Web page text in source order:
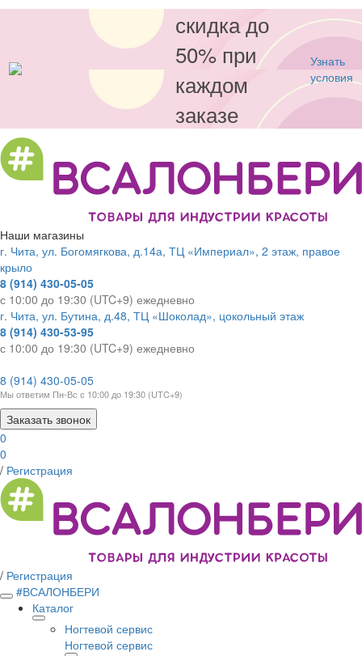
скидка до
50% при
каждом
заказе
Узнать
условия
Наши магазины
г. Чита, ул. Богомягкова, д.14а, ТЦ «Империал», 2 этаж, правое
крыло
8 (914) 430-05-05
с 10:00 до 19:30 (UTC+9) ежедневно
г. Чита, ул. Бутина, д.48, ТЦ «Шоколад», цокольный этаж
8 (914) 430-53-95
с 10:00 до 19:30 (UTC+9) ежедневно
8 (914) 430-05-05
Мы ответим Пн-Вс с 10:00 до 19:30 (UTC+9)
Заказать звонок
0
0
/ Регистрация
/ Регистрация
#ВСАЛОНБЕРИ
Каталог
Ногтевой сервис
Ногтевой сервис